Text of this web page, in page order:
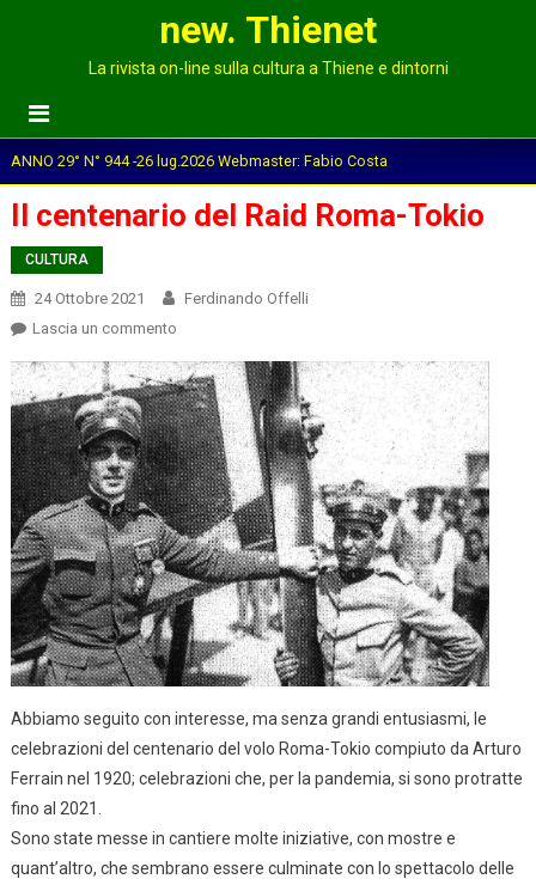
new. Thienet
La rivista on-line sulla cultura a Thiene e dintorni
ANNO 29° N° 944 -26 lug.2026 Webmaster: Fabio Costa
Il centenario del Raid Roma-Tokio
CULTURA
24 Ottobre 2021
Ferdinando Offelli
Lascia un commentoon
centenario
del
Raid
Roma-
Tokio
Abbiamo seguito con interesse, ma senza grandi entusiasmi, le
celebrazioni del centenario del volo Roma-Tokio compiuto da Arturo
Ferrain nel 1920; celebrazioni che, per la pandemia, si sono protratte
fino al 2021.
Sono state messe in cantiere molte iniziative, con mostre e
quant’altro, che sembrano essere culminate con lo spettacolo delle